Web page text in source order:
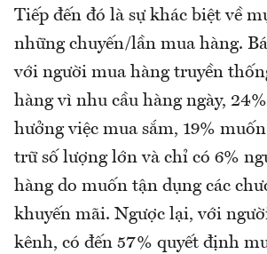
Tiếp đến đó là sự khác biệt về
những chuyến/lần mua hàng.
với người mua hàng truyền
hàng vì nhu cầu hàng ngày,
hưởng việc mua sắm, 19%
trữ số lượng lớn và chỉ có 6%
hàng do muốn tận dụng các
khuyến mãi. Ngược lại, với
kênh, có đến 57% quyết định